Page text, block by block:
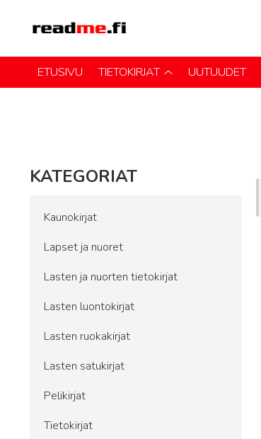
ETUSIVU TIETOKIRJAT UUTUUDET
KATEGORIAT
Kaunokirjat
Lapset ja nuoret
Lasten ja nuorten tietokirjat
Lasten luontokirjat
Lasten ruokakirjat
Lasten satukirjat
Pelikirjat
Tietokirjat